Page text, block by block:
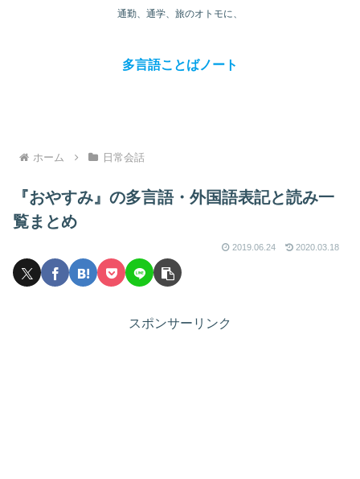
通勤、通学、旅のオトモに、
多言語ことばノート
ホーム 日常会話
『おやすみ』の多言語・外国語表記と読み一
覧まとめ
2019.06.24 2020.03.18
スポンサーリンク